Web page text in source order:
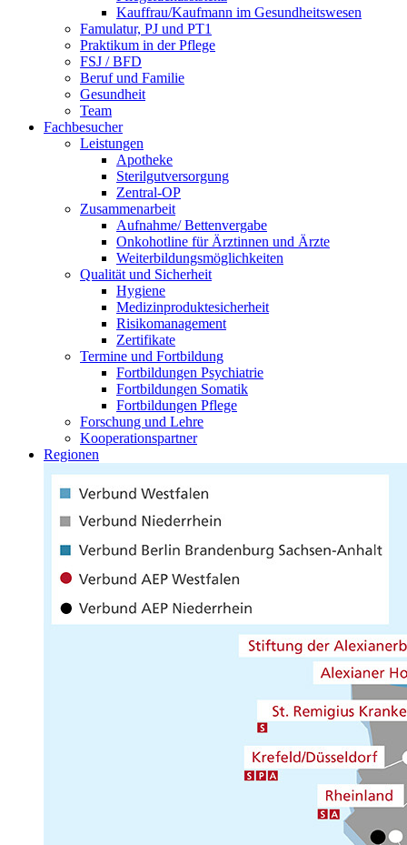
Kauffrau/Kaufmann im Gesundheitswesen
Famulatur, PJ und PT1
Praktikum in der Pflege
FSJ / BFD
Beruf und Familie
Gesundheit
Team
Fachbesucher
Leistungen
Apotheke
Sterilgutversorgung
Zentral-OP
Zusammenarbeit
Aufnahme/ Bettenvergabe
Onkohotline für Ärztinnen und Ärzte
Weiterbildungsmöglichkeiten
Qualität und Sicherheit
Hygiene
Medizinproduktesicherheit
Risikomanagement
Zertifikate
Termine und Fortbildung
Fortbildungen Psychiatrie
Fortbildungen Somatik
Fortbildungen Pflege
Forschung und Lehre
Kooperationspartner
Regionen